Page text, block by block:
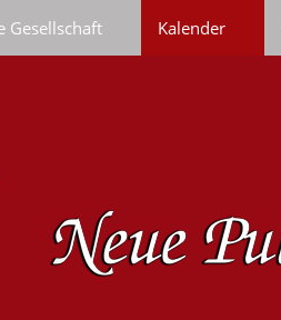
Gesellschaft Kalender